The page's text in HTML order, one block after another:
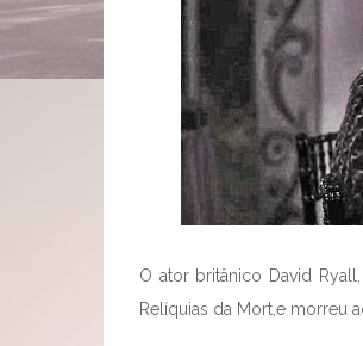
O ator britânico David
Relíquias da Mort,e morreu